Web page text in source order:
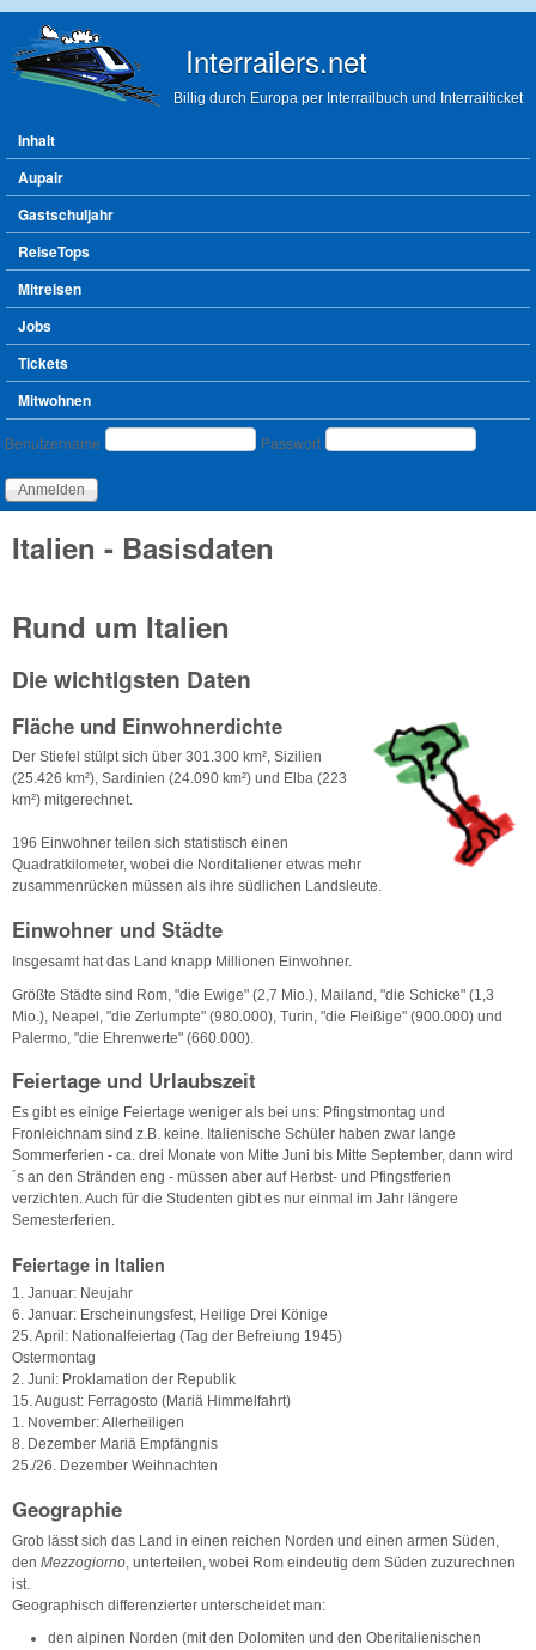
Interrailers.net
Billig durch Europa per Interrailbuch und Interrailticket
Hauptmenü
Inhalt
Aupair
Gastschuljahr
ReiseTops
Mitreisen
Jobs
Tickets
Mitwohnen
Benutzeranmeldung
Benutzername Passwort
Italien - Basisdaten
Rund um Italien
Die wichtigsten Daten
Fläche und Einwohnerdichte
Der Stiefel stülpt sich über 301.300 km², Sizilien
(25.426 km²), Sardinien (24.090 km²) und Elba (223
km²) mitgerechnet.
196 Einwohner teilen sich statistisch einen
Quadratkilometer, wobei die Norditaliener etwas mehr
zusammenrücken müssen als ihre südlichen Landsleute.
Einwohner und Städte
Insgesamt hat das Land knapp Millionen Einwohner.
Größte Städte sind Rom, "die Ewige" (2,7 Mio.), Mailand, "die Schicke" (1,3
Mio.), Neapel, "die Zerlumpte" (980.000), Turin, "die Fleißige" (900.000) und
Palermo, "die Ehrenwerte" (660.000).
Feiertage und Urlaubszeit
Es gibt es einige Feiertage weniger als bei uns: Pfingstmontag und
Fronleichnam sind z.B. keine. Italienische Schüler haben zwar lange
Sommerferien - ca. drei Monate von Mitte Juni bis Mitte September, dann wird
´s an den Stränden eng - müssen aber auf Herbst- und Pfingstferien
verzichten. Auch für die Studenten gibt es nur einmal im Jahr längere
Semesterferien.
Feiertage in Italien
1. Januar: Neujahr
6. Januar: Erscheinungsfest, Heilige Drei Könige
25. April: Nationalfeiertag (Tag der Befreiung 1945)
Ostermontag
2. Juni: Proklamation der Republik
15. August: Ferragosto (Mariä Himmelfahrt)
1. November: Allerheiligen
8. Dezember Mariä Empfängnis
25./26. Dezember Weihnachten
Geographie
Grob lässt sich das Land in einen reichen Norden und einen armen Süden,
den Mezzogiorno , unterteilen, wobei Rom eindeutig dem Süden zuzurechnen
ist.
Geographisch differenzierter unterscheidet man:
den alpinen Norden (mit den Dolomiten und den Oberitalienischen